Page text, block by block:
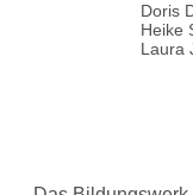
Doris
Heike
Laura